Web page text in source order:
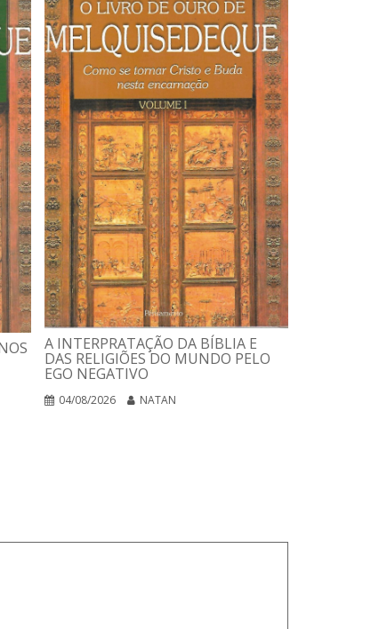
A INTERPRATAÇÃO DA BÍBLIA E
DAS RELIGIÕES DO MUNDO PELO
EGO NEGATIVO
04/08/2026 NATAN